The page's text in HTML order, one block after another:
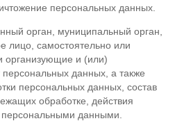
персональных данных.
орган, муниципальный орган,
лицо, самостоятельно или
организующие и (или)
данных, а также
персональных данных, состав
обработке, действия
данными.